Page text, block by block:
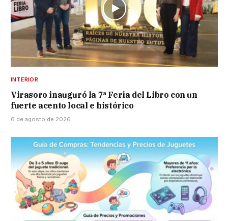
INTERIOR
Virasoro inauguró la 7ª Feria del Libro con un
fuerte acento local e histórico
6 de agosto de 2026